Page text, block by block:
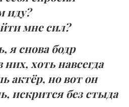
иду?
мне сил?
я снова бодр
хоть навсегда
актёр, но вот он
искрится без стыда